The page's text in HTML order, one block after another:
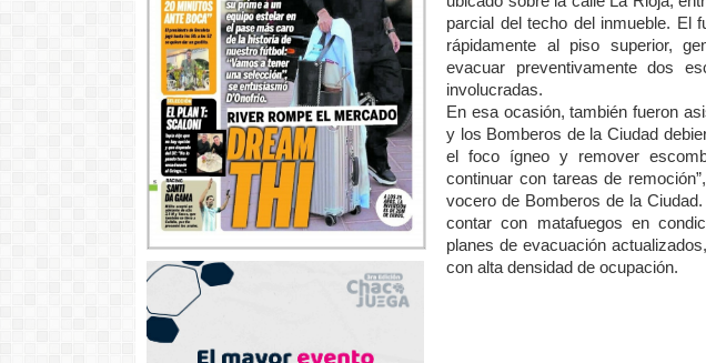
parcial del techo del inmueble. El
rápidamente al piso superior,
evacuar preventivamente dos
involucradas.
En esa ocasión, también fueron
y los Bomberos de la Ciudad
el foco ígneo y remover
continuar con tareas de
vocero de Bomberos de la
contar con matafuegos en
planes de evacuación
con alta densidad de ocupación.